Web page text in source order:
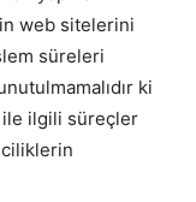
web sitelerini
süreleri
ki
ilgili süreçler